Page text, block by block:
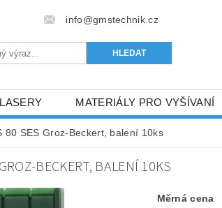
info@gmstechnik.cz
LASERY MATERIÁLY PRO VYŠÍVANÍ
BAREVNICE A KATALOGY
80 SES Groz-Beckert, balení 10ks
BECKERT, BALENÍ 10KS
Měrná cena